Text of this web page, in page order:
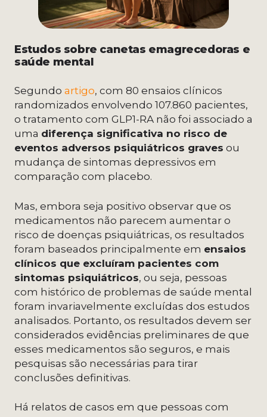
Estudos sobre canetas emagrecedoras e
saúde mental
Segundo artigo, com 80 ensaios clínicos
randomizados envolvendo 107.860 pacientes,
o tratamento com GLP1-RA não foi associado a
uma diferença significativa no risco de
eventos adversos psiquiátricos graves ou
mudança de sintomas depressivos em
comparação com placebo.
Mas, embora seja positivo observar que os
medicamentos não parecem aumentar o
risco de doenças psiquiátricas, os resultados
foram baseados principalmente em ensaios
clínicos que excluíram pacientes com
sintomas psiquiátricos, ou seja, pessoas
com histórico de problemas de saúde mental
foram invariavelmente excluídas dos estudos
analisados. Portanto, os resultados devem ser
considerados evidências preliminares de que
esses medicamentos são seguros, e mais
pesquisas são necessárias para tirar
conclusões definitivas.
Há relatos de casos em que pessoas com